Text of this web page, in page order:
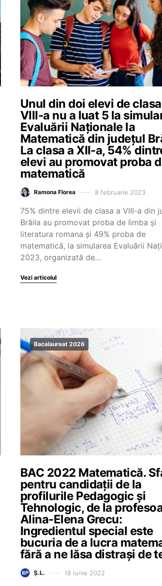
Unul din doi elevi de
VIII-a nu a luat 5 la
Evaluării Naționale la
Matematică din județul
La clasa a XII-a, 54%
elevi au promovat proba
matematică
Ramona Florea 8 februarie 2023
75% dintre elevii de clasa a VIII-a din
Brăila au promovat proba de limba și
literatura romana și 49% proba de
matematică, la simularea Evaluării
2023, organizată de…
Vezi articolul
Bacalaureat 2026
BAC 2022 Matematică.
pentru candidații de la
profilurile Pedagogic și
Tehnologic, de la
Alina-Elena Grecu:
Ingredientul special este
bucuria de a lucra
fără a ne lăsa distrași de
Ș.L. 18 iunie 2022